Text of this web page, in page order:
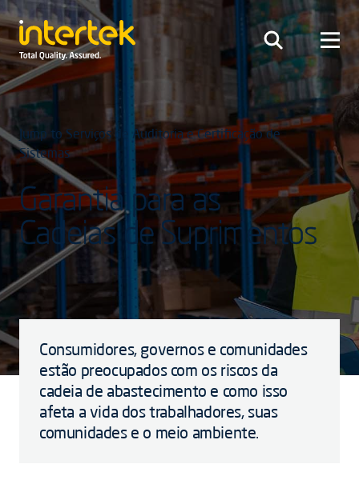
Jump to Serviços de Auditoria e Certificação de
Sistemas
Garantia para as
Cadeias de Suprimentos
Consumidores, governos e comunidades
estão preocupados com os riscos da
cadeia de abastecimento e como isso
afeta a vida dos trabalhadores, suas
comunidades e o meio ambiente.